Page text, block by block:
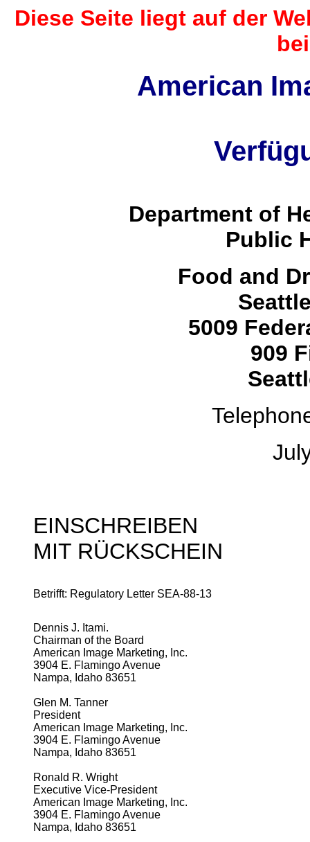
Diese Seite liegt auf der
American
Department of
Public
Food and
5009
909
EINSCHREIBEN
MIT RÜCKSCHEIN
Betrifft: Regulatory Letter SEA-88-13
Dennis J. Itami.
Chairman of the Board
American Image Marketing, Inc.
3904 E. Flamingo Avenue
Nampa, Idaho 83651
Glen M. Tanner
President
American Image Marketing, Inc.
3904 E. Flamingo Avenue
Nampa, Idaho 83651
Ronald R. Wright
Executive Vice-President
American Image Marketing, Inc.
3904 E. Flamingo Avenue
Nampa, Idaho 83651